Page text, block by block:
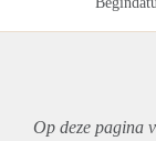
Op deze pagina